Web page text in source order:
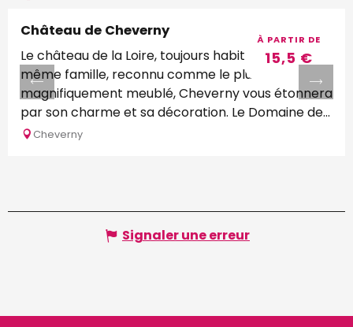
À PARTIR DE
15,5 €
Château de Cheverny
Le château de la Loire, toujours habité par la
même famille, reconnu comme le plus
magnifiquement meublé, Cheverny vous étonnera
par son charme et sa décoration. Le Domaine de...
Cheverny
Signaler une erreur